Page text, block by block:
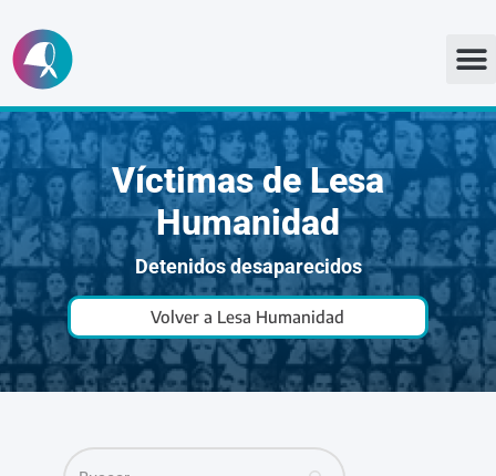
Ir
al
contenido
Víctimas de Lesa
Humanidad
Detenidos desaparecidos
Volver a Lesa Humanidad